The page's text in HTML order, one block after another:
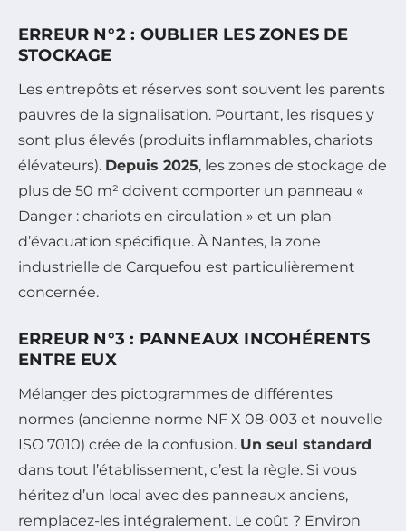
ERREUR N°2 : OUBLIER LES ZONES DE
STOCKAGE
Les entrepôts et réserves sont souvent les parents
pauvres de la signalisation. Pourtant, les risques y
sont plus élevés (produits inflammables, chariots
élévateurs). Depuis 2025, les zones de stockage de
plus de 50 m² doivent comporter un panneau «
Danger : chariots en circulation » et un plan
d’évacuation spécifique. À Nantes, la zone
industrielle de Carquefou est particulièrement
concernée.
ERREUR N°3 : PANNEAUX INCOHÉRENTS
ENTRE EUX
Mélanger des pictogrammes de différentes
normes (ancienne norme NF X 08-003 et nouvelle
ISO 7010) crée de la confusion. Un seul standard
dans tout l’établissement, c’est la règle. Si vous
héritez d’un local avec des panneaux anciens,
remplacez-les intégralement. Le coût ? Environ